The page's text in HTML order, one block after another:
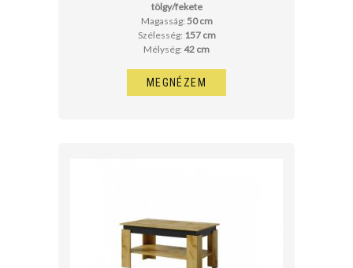
tölgy/fekete
Magasság: 50 cm
Szélesség: 157 cm
Mélység: 42 cm
MEGNÉZEM